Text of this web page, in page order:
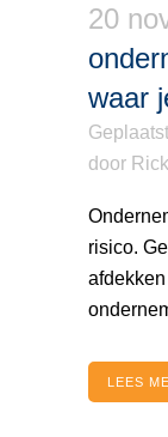
20
waar
door
risico.
LEES